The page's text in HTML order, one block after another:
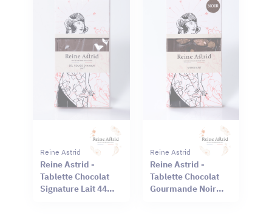
Reine Astrid
Reine Astrid -
Tablette Chocolat
Signature Lait 44%
Reine Astrid
Reine Astrid -
Tablette Chocolat
Gourmande Noir